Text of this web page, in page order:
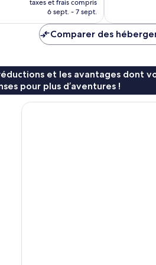
prix
de
68 €
taxes et frais compris
6 sept. - 7 sept.
Comparer des
et les avantages dont
pour plus d’aventures !